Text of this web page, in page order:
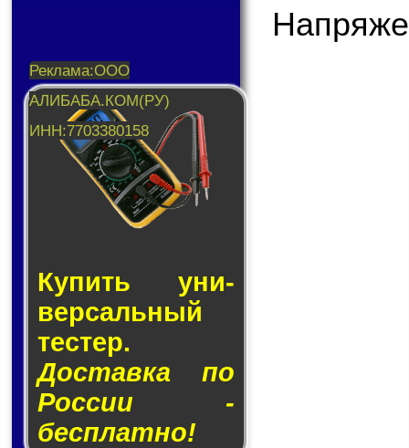
Купить уни­
вер­саль­ный
тес­тер.
Доставка по
России -
бесплатно!